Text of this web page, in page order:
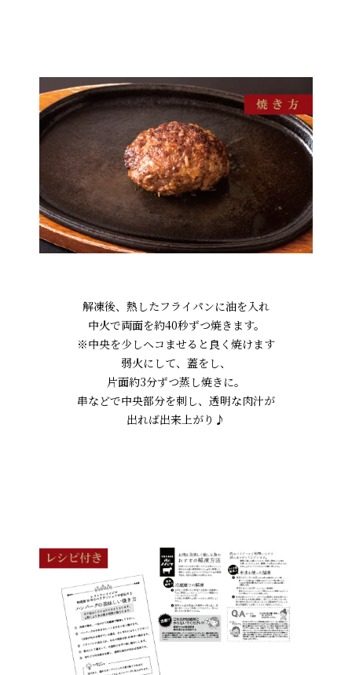
解凍後、熱したフライパンに油を入れ
中火で両面を約40秒ずつ焼きます。
※中央を少しヘコませると良く焼けます
弱火にして、蓋をし、
片面約3分ずつ蒸し焼きに。
串などで中央部分を刺し、透明な肉汁が
出れば出来上がり♪